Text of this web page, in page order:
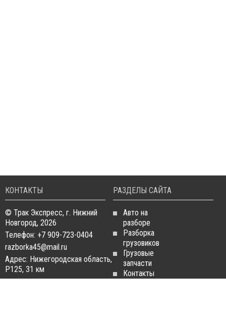
КОНТАКТЫ
© Трак Экспресс, г. Нижний
Новгород, 2026
Телефон: +7 909-723-0404
razborka45@mail.ru
Адрес: Нижегородская область,
Р125, 31 км
РАЗДЕЛЫ САЙТА
Авто на
разборе
Разборка
грузовиков
Грузовые
запчасти
Контакты